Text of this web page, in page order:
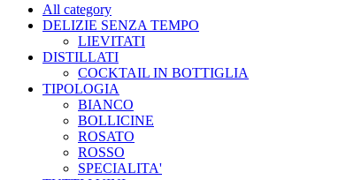
All category
DELIZIE SENZA TEMPO
LIEVITATI
DISTILLATI
COCKTAIL IN BOTTIGLIA
TIPOLOGIA
BIANCO
BOLLICINE
ROSATO
ROSSO
SPECIALITA'